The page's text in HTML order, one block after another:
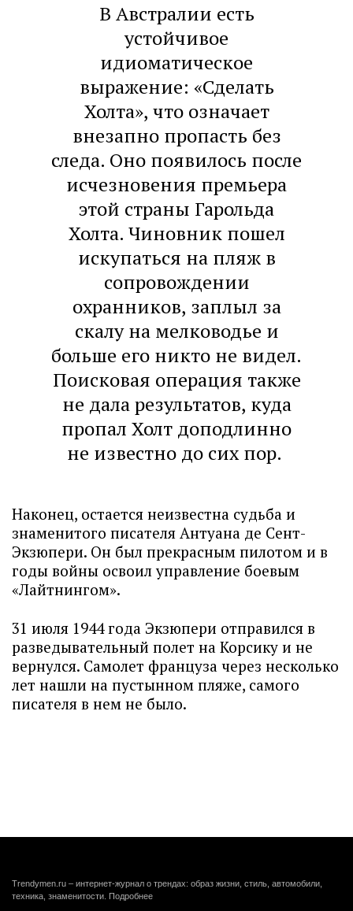
В Австралии есть
устойчивое
идиоматическое
выражение: «Сделать
Холта», что означает
внезапно пропасть без
следа. Оно появилось после
исчезновения премьера
этой страны Гарольда
Холта. Чиновник пошел
искупаться на пляж в
сопровождении
охранников, заплыл за
скалу на мелководье и
больше его никто не видел.
Поисковая операция также
не дала результатов, куда
пропал Холт доподлинно
не известно до сих пор.
Наконец, остается неизвестна судьба и
знаменитого писателя Антуана де Сент-
Экзюпери. Он был прекрасным пилотом и в
годы войны освоил управление боевым
«Лайтнингом».
31 июля 1944 года Экзюпери отправился в
разведывательный полет на Корсику и не
вернулся. Самолет француза через несколько
лет нашли на пустынном пляже, самого
писателя в нем не было.
Trendymen.ru – интернет-журнал о трендах: образ жизни, стиль, автомобили,
техника, знаменитости. Подробнее